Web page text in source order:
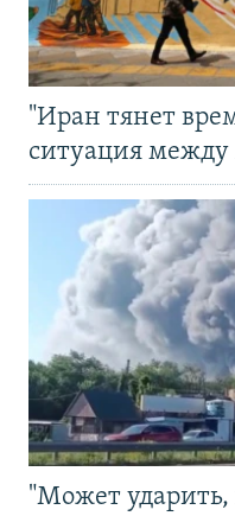
"Иран тянет
ситуация
"Может ударить,